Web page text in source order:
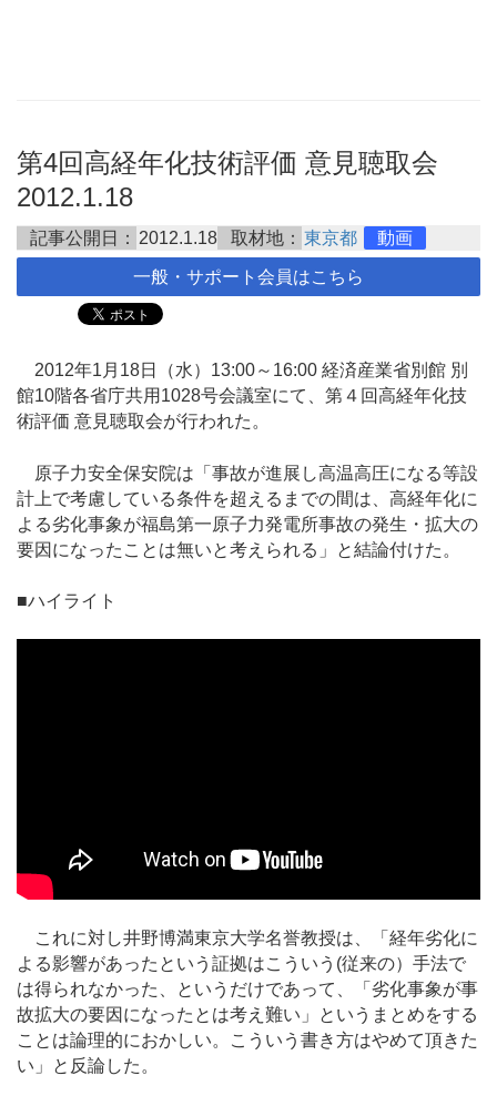
第4回高経年化技術評価 意見聴取会
2012.1.18
記事公開日： 2012.1.18 取材地： 東京都 動画
一般・サポート会員はこちら
2012年1月18日（水）13:00～16:00 経済産業省別館 別
館10階各省庁共用1028号会議室にて、第４回高経年化技
術評価 意見聴取会が行われた。
原子力安全保安院は「事故が進展し高温高圧になる等設
計上で考慮している条件を超えるまでの間は、高経年化に
よる劣化事象が福島第一原子力発電所事故の発生・拡大の
要因になったことは無いと考えられる」と結論付けた。
■ハイライト
これに対し井野博満東京大学名誉教授は、「経年劣化に
よる影響があったという証拠はこういう(従来の）手法で
は得られなかった、というだけであって、「劣化事象が事
故拡大の要因になったとは考え難い」というまとめをする
ことは論理的におかしい。こういう書き方はやめて頂きた
い」と反論した。